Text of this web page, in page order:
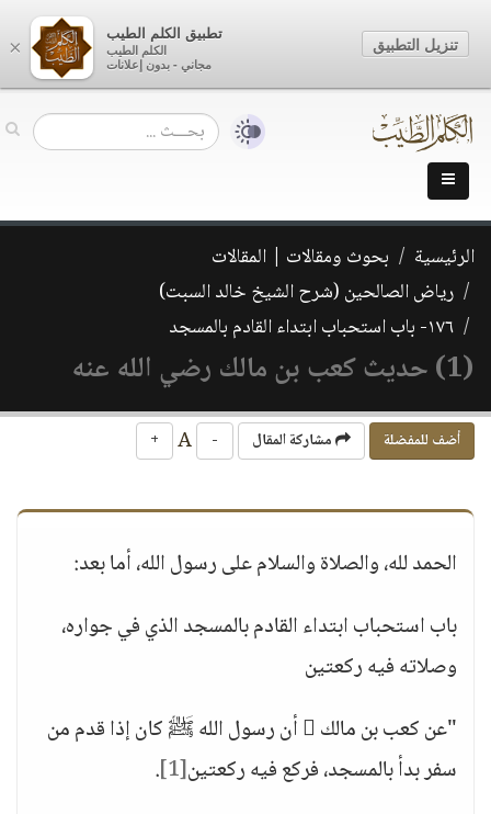
الرئيسية
بحوث ومقالات | المقالات
رياض الصالحين (شرح الشيخ خالد السبت)
١٧٦- باب استحباب ابتداء القادم بالمسجد
(1) حديث كعب بن مالك رضي الله عنه
أضف للمفضلة مشاركة المقال -
+
الحمد لله، والصلاة والسلام على رسول الله، أما بعد:
باب استحباب ابتداء القادم بالمسجد الذي في جواره،
وصلاته فيه ركعتين
"عن كعب بن مالك  أن رسول الله ﷺ كان إذا قدم من
سفر بدأ بالمسجد، فركع فيه ركعتين[1]
.
×
تطبيق الكلم الطيب
الكلم الطيب
مجاني - بدون إعلانات
تنزيل التطبيق